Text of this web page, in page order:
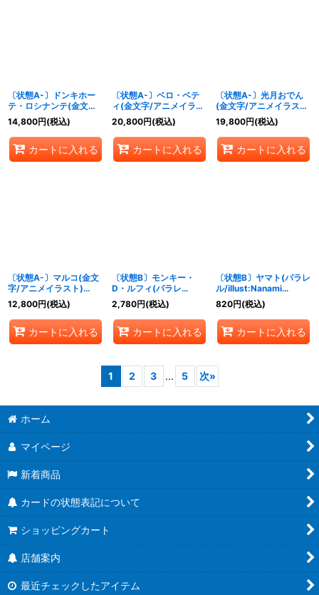
〔状態A-〕ドンキホー
テ・ロシナンテ(金文字/
アニメイラスト)【L】
{OP05-022}
14,800円(税込)
カートに入れる
〔状態A-〕ベロ・ベテ
ィ(金文字/アニメイラス
ト)【L】{OP05-002}
20,800円(税込)
カートに入れる
〔状態A-〕光月おでん
(金文字/アニメイラス
ト)【L】{EB01-001}
19,800円(税込)
カートに入れる
〔状態A-〕マルコ(金文
字/アニメイラスト)
【L】{OP08-002}
12,800円(税込)
カートに入れる
〔状態B〕モンキー・
D・ルフィ(パラレ
ル/illust:Tatsuya
Nagamine)【SEC/P】
{EB02-061}
2,780円(税込)
カートに入れる
〔状態B〕ヤマト(パラレ
ル/illust:Nanami
Michibata)【SR/P】
{EB02-006}
820円(税込)
カートに入れる
1 2 3 ... 5 次»
ホーム
マイページ
新着商品
カードの状態表記について
ショッピングカート
店舗案内
最近チェックしたアイテム